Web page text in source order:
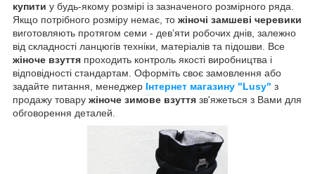
купити у будь-якому розмірі із зазначеного розмірного ряда.
Якщо потрібного розміру немає, то жіночі замшеві черевики
виготовляють протягом семи - дев’яти робочих днів, залежно
від складності ланцюгів техніки, матеріалів та підошви. Все
жіноче взуття проходить контроль якості виробництва і
відповідності стандартам. Оформіть своє замовлення або
задайте питання, менеджер Інтернет магазину "Lusy" з
продажу товару жіноче зимове взуття зв'яжеться з Вами для
обговорення деталей.